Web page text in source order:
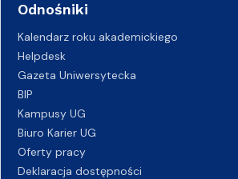
Odnośniki
Kalendarz roku akademickiego
Helpdesk
Gazeta Uniwersytecka
BIP
Kampusy UG
Biuro Karier UG
Oferty pracy
Deklaracja dostępności